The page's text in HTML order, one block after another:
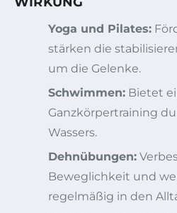
Yoga und Pilates:
stärken die
um die Gelenke.
Schwimmen: Bietet
Ganzkörpertraining
Wassers.
Dehnübungen:
Beweglichkeit und
regelmäßig in den